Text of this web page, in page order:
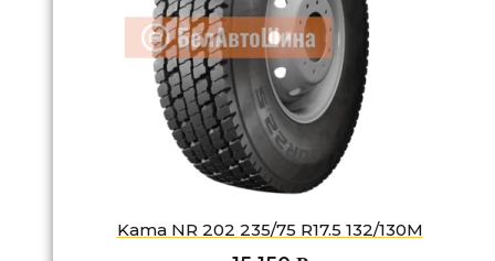
Kama NR 202 235/75 R17.5 132/130M